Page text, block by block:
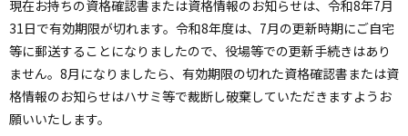
現在お持ちの資格確認書または資格情報のお知らせは、令和8年7月
31日で有効期限が切れます。令和8年度は、7月の更新時期にご自宅
等に郵送することになりましたので、役場等での更新手続きはあり
ません。8月になりましたら、有効期限の切れた資格確認書または資
格情報のお知らせはハサミ等で裁断し破棄していただきますようお
願いいたします。